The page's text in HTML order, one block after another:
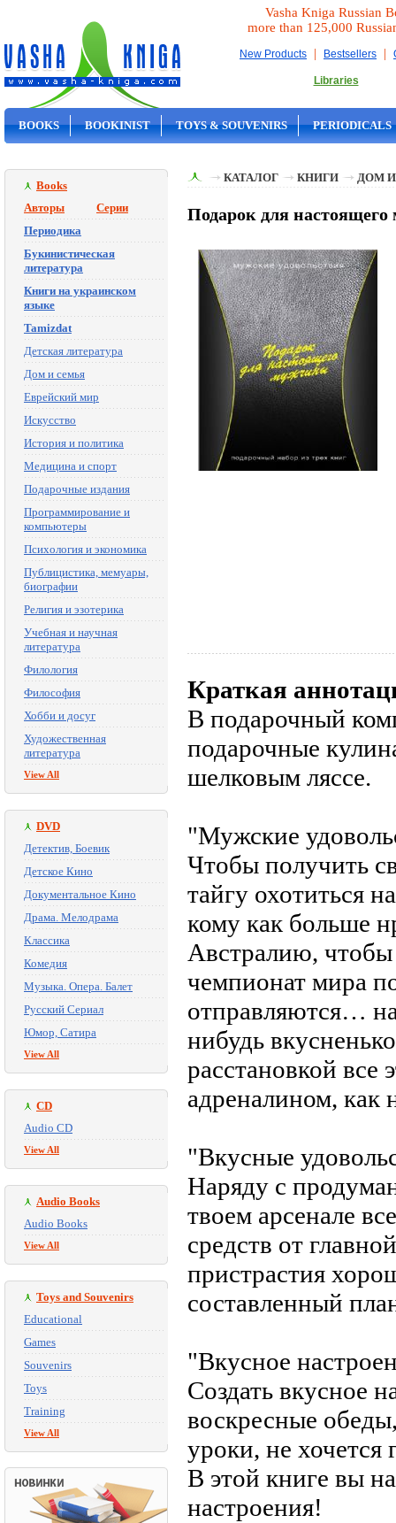
Vasha Kniga Russian
more than 125,000
New Products | Bestsellers |
Libraries
BOOKS BOOKINIST TOYS & SOUVENIRS PERIODICALS
Books
Авторы
Серии
Периодика
Букинистическая
литература
Книги на украинском
языке
Tamizdat
Детская литература
Дом и семья
Еврейский мир
Искусство
История и политика
Медицина и спорт
Подарочные издания
Программирование и
компьютеры
Психология и экономика
Публицистика, мемуары,
биографии
Религия и эзотерика
Учебная и научная
литература
Филология
Философия
Хобби и досуг
Художественная
литература
View All
DVD
Детектив, Боевик
Детское Кино
Документальное Кино
Драма. Мелодрама
Классика
Комедия
Музыка. Опера. Балет
Русский Сериал
Юмор, Сатира
View All
CD
Audio CD
View All
Audio Books
Audio Books
View All
Toys and Souvenirs
Educational
Games
Souvenirs
Toys
Training
View All
КАТАЛОГ КНИГИ ДОМ
Подарок для
Краткая
В подарочный
подарочные
шелковым ляссе.
"Мужские
Чтобы получить
тайгу охотиться
кому как больше
Австралию, чтобы
чемпионат мира
отправляются…
нибудь
расстановкой все
адреналином, как
"Вкусные
Наряду с
твоем арсенале
средств от
пристрастия
составленный
"Вкусное
Создать вкусное
воскресные
уроки, не хочется
В этой книге вы
настроения!